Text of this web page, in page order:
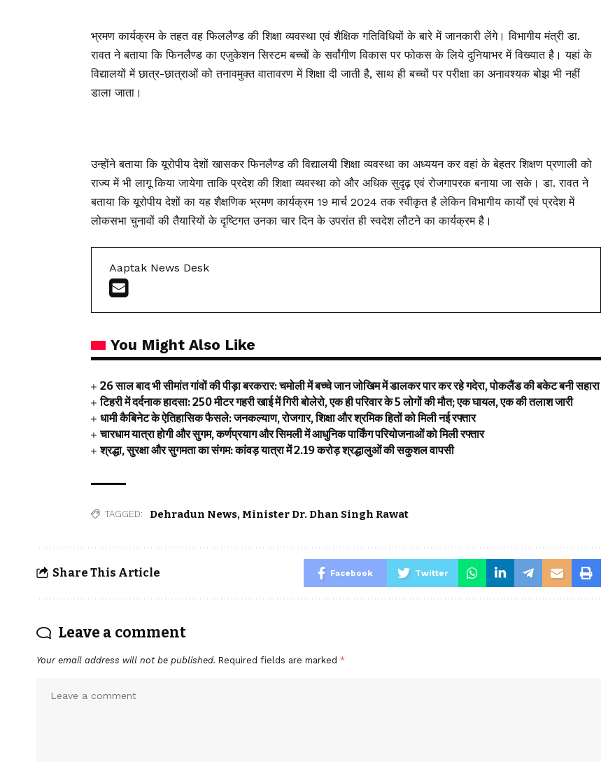
भ्रमण कार्यक्रम के तहत वह फिललैण्ड की शिक्षा व्यवस्था एवं शैक्षिक गतिविधियों के बारे में जानकारी लेंगे। विभागीय मंत्री डा.
रावत ने बताया कि फिनलैण्ड का एजुकेशन सिस्टम बच्चों के सर्वांगीण विकास पर फोकस के लिये दुनियाभर में विख्यात है। यहां के
विद्यालयों में छात्र-छात्राओं को तनावमुक्त वातावरण में शिक्षा दी जाती है, साथ ही बच्चों पर परीक्षा का अनावश्यक बोझ भी नहीं
डाला जाता।
उन्होंने बताया कि यूरोपीय देशों खासकर फिनलैण्ड की विद्यालयी शिक्षा व्यवस्था का अध्ययन कर वहां के बेहतर शिक्षण प्रणाली को
राज्य में भी लागू किया जायेगा ताकि प्रदेश की शिक्षा व्यवस्था को और अधिक सुदृढ़ एवं रोजगापरक बनाया जा सके। डा. रावत ने
बताया कि यूरोपीय देशों का यह शैक्षणिक भ्रमण कार्यक्रम 19 मार्च 2024 तक स्वीकृत है लेकिन विभागीय कार्यों एवं प्रदेश में
लोकसभा चुनावों की तैयारियों के दृष्टिगत उनका चार दिन के उपरांत ही स्वदेश लौटने का कार्यक्रम है।
Aaptak News Desk
You Might Also Like
26 साल बाद भी सीमांत गांवों की पीड़ा बरकरार: चमोली में बच्चे जान जोखिम में डालकर पार कर रहे गदेरा, पोकलैंड की बकेट बनी सहारा
टिहरी में दर्दनाक हादसा: 250 मीटर गहरी खाई में गिरी बोलेरो, एक ही परिवार के 5 लोगों की मौत; एक घायल, एक की तलाश जारी
धामी कैबिनेट के ऐतिहासिक फैसले: जनकल्याण, रोजगार, शिक्षा और श्रमिक हितों को मिली नई रफ्तार
चारधाम यात्रा होगी और सुगम, कर्णप्रयाग और सिमली में आधुनिक पार्किंग परियोजनाओं को मिली रफ्तार
श्रद्धा, सुरक्षा और सुगमता का संगम: कांवड़ यात्रा में 2.19 करोड़ श्रद्धालुओं की सकुशल वापसी
TAGGED: Dehradun News, Minister Dr. Dhan Singh Rawat
Share This Article Facebook Twitter
Leave a comment
Your email address will not be published. Required fields are marked *